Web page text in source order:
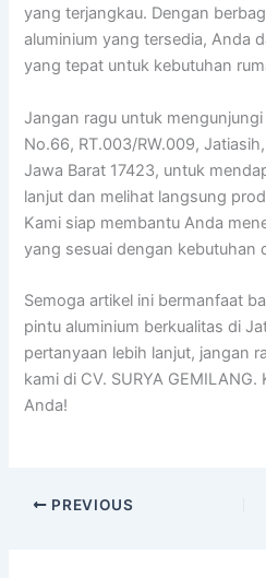
yang terjangkau. Dengan
aluminium yang tersedia, Anda
yang tepat untuk kebutuhan
Jangan ragu untuk
No.66, RT.003/RW.009,
Jawa Barat 17423, untuk
lanjut dan melihat langsung
Kami siap membantu Anda
yang sesuai dengan kebutuhan
Semoga artikel ini bermanfaat
pintu aluminium berkualitas di
pertanyaan lebih lanjut, jangan
kami di CV. SURYA
Anda!
PREVIOUS